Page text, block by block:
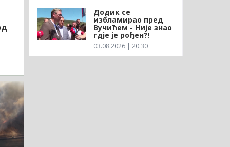
Додик се
избламирао пред
Вучићем - Није знао
гдје је рођен?!
03.08.2026 | 20:30